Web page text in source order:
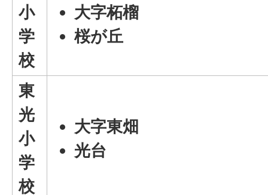
小
学
校
大字柘榴
桜が丘
東
光
小
学
校
大字東畑
光台